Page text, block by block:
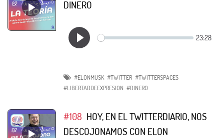
DINERO
#ELONMUSK #TWITTER #TWITTERSPACES
#LIBERTADDEEXPRESION #DINERO
#108 HOY, EN EL TWITTERDIARIO, NOS
DESCOJONAMOS CON ELON